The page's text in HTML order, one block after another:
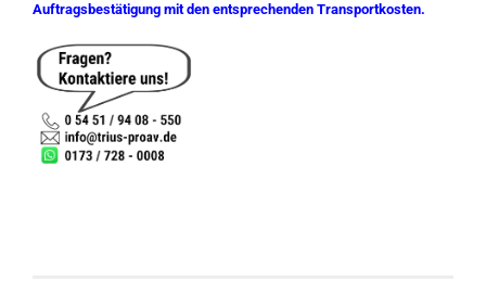
Auftragsbestätigung mit den entsprechenden Transportkosten.